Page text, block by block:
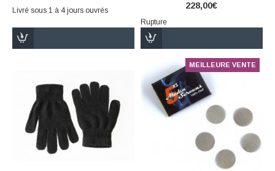
Livré sous 1 à 4 jours ouvrés 228,00€
Rupture
MEILLEURE VENTE